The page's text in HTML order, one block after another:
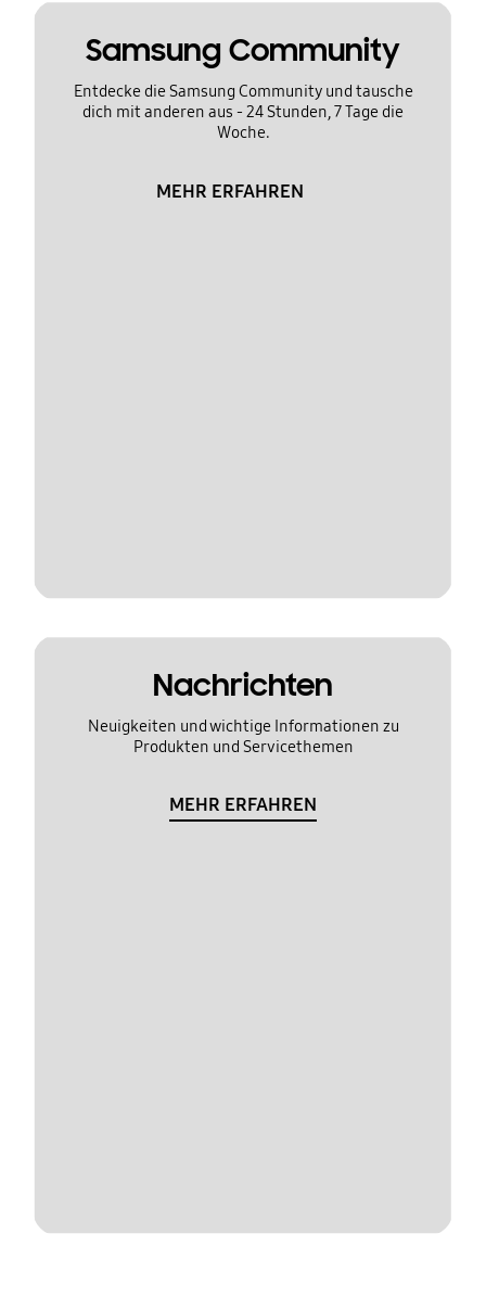
Samsung Community
Entdecke die Samsung Community und tausche
dich mit anderen aus - 24 Stunden, 7 Tage die
Woche.
MEHR ERFAHREN
Nachrichten
Neuigkeiten und wichtige Informationen zu
Produkten und Servicethemen
MEHR ERFAHREN